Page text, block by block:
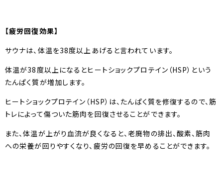
【疲労回復効果】
サウナは、体温を38度以上あげると言われています。
体温が38度以上になるとヒートショックプロテイン（HSP）という
たんぱく質が増加します。
ヒートショックプロテイン（HSP）は、たんぱく質を修復するので、筋
トレによって傷ついた筋肉を回復させることができます。
また、体温が上がり血流が良くなると、老廃物の排出、酸素、筋肉
への栄養が回りやすくなり、疲労の回復を早めることができます。